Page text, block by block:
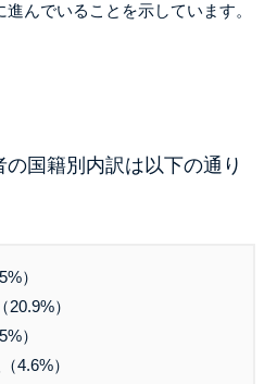
進んでいることを示しています。
国籍別内訳は以下の通り
）
）
）
4.6%）